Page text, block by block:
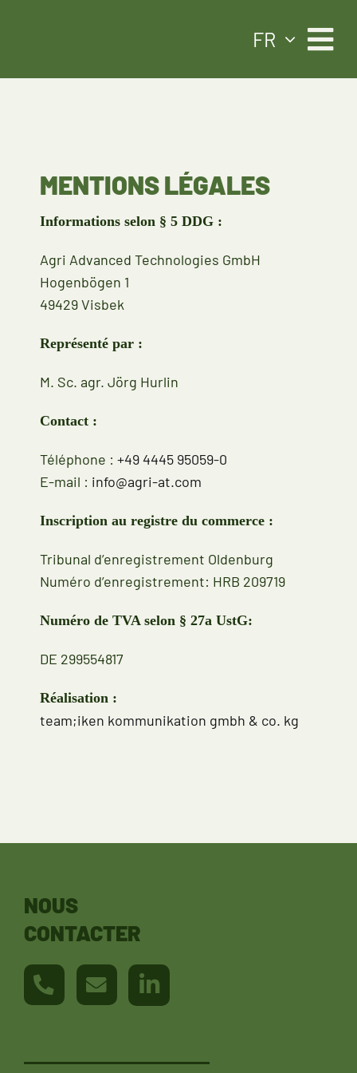
FR
MENTIONS LÉGALES
Informations selon § 5 DDG :
Agri Advanced Technologies GmbH
Hogenbögen 1
49429 Visbek
Représenté par :
M. Sc. agr. Jörg Hurlin
Contact :
Téléphone : +49 4445 95059-0
E-mail : info@agri-at.com
Inscription au registre du commerce :
Tribunal d’enregistrement Oldenburg
Numéro d’enregistrement: HRB 209719
Numéro de TVA selon § 27a UstG:
DE 299554817
Réalisation :
team;iken kommunikation gmbh & co. kg
NOUS
CONTACTER